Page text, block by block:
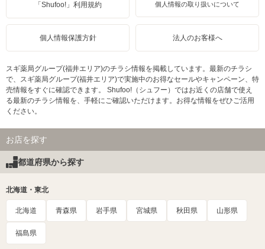
「Shufoo!」利用規約 個人情報の取り扱いについて
個人情報保護方針 法人のお客様へ
スギ薬局グループ(福井エリア)のチラシ情報を掲載しています。最新のチラシ
で、スギ薬局グループ(福井エリア)で実施中のお得なセールやキャンペーン、特
売情報をすぐに確認できます。 Shufoo!（シュフー）ではお近くの店舗で使え
る最新のチラシ情報を、手軽にご確認いただけます。お得な情報をぜひご活用
ください。
お店を探す
都道府県から探す
北海道・東北
北海道 青森県 岩手県 宮城県 秋田県 山形県
福島県